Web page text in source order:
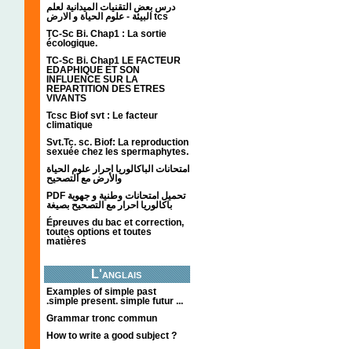
درس بعض التقنيات الميدانية لعلم
البيئة - علوم الحياة و الارض tcs
TC-Sc Bi. Chap1 : La sortie
écologique.
TC-Sc Bi. Chap1 LE FACTEUR
EDAPHIQUE ET SON
INFLUENCE SUR LA
REPARTITION DES ETRES
VIVANTS
Tcsc Biof svt : Le facteur
climatique
Svt.Tc. sc. Biof: La reproduction
sexuée chez les spermaphytes.
امتحانات الباكالوريا احرار علوم الحياة
والأرض مع التصحيح
PDF تحميل امتحانات وطنية و جهوية
باكالوريا احرار مع التصحيح بصيغة
Épreuves du bac et correction,
toutes options et toutes
matières
L'anglais
Examples of simple past
.simple present. simple futur ...
Grammar tronc commun
How to write a good subject ?